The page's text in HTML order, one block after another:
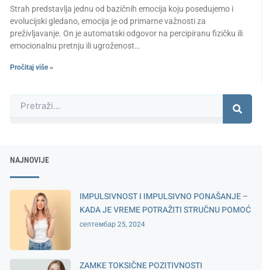
Strah predstavlja jednu od bazičnih emocija koju posedujemo i
evolucijski gledano, emocija je od primarne važnosti za
preživljavanje. On je automatski odgovor na percipiranu fizičku ili
emocionalnu pretnju ili ugroženost…
Pročitaj više »
NAJNOVIJE
IMPULSIVNOST I IMPULSIVNO PONAŠANJE –
KADA JE VREME POTRAŽITI STRUČNU POMOĆ
септембар 25, 2024
ZAMKE TOKSIČNE POZITIVNOSTI